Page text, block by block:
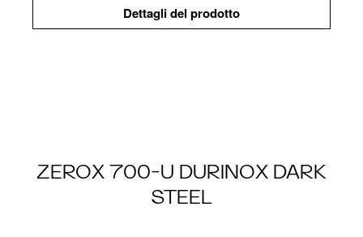
Dettagli del prodotto
ZEROX 700-U DURINOX DARK
STEEL